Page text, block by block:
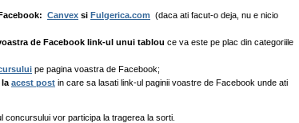
Canvex si Fulgerica.com (daca ati facut-o deja, nu e nicio
de Facebook link-ul unui tablou ce va este pe plac din categoriile
pe pagina voastra de Facebook;
la acest post in care sa lasati link-ul paginii voastre de Facebook unde ati
concursului vor participa la tragerea la sorti.